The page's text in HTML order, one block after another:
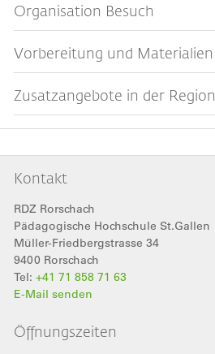
Organisation Besuch
Vorbereitung und Materialien
Zusatzangebote in der Region
Kontakt
RDZ Rorschach
Pädagogische Hochschule St.Gallen
Müller-Friedbergstrasse 34
9400 Rorschach
Tel: +41 71 858 71 63
E-Mail senden
Öffnungszeiten